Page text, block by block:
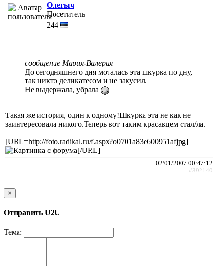
Олегыч
Посетитель
244
сообщение Мария-Валерия
До сегодняшнего дня моталась эта шкурка по дну,
так никто деликатесом и не закусил.
Не выдержала, убрала
Такая же история, один к одному!Шкурка эта не как не
заинтересовала никого.Теперь вот таким красавцем стал/ла.
[URL=http://foto.radikal.ru/f.aspx?o0701a83e600951afjpg]
[/URL]
02/01/2007 00:47:12
#392140
×
Отправить U2U
Тема: